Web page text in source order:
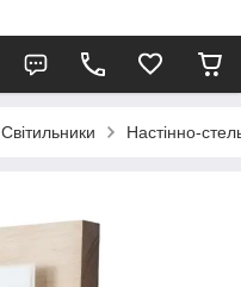
Світильники Настінно-